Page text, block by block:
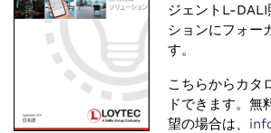
ジェントL-DALI
ションにフォー
す。
こちらからカタ
ドできます。無
望の場合は、